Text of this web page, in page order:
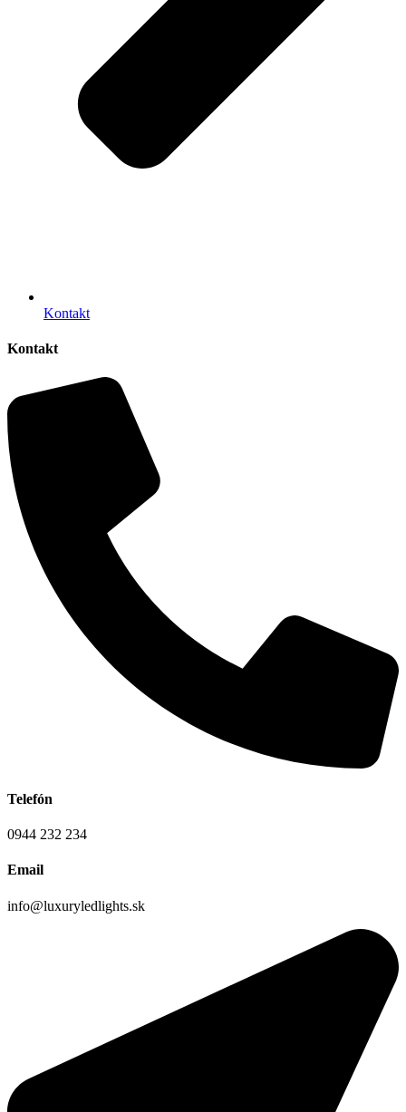
Kontakt
Kontakt
Telefón
0944 232 234
Email
info@luxuryledlights.sk